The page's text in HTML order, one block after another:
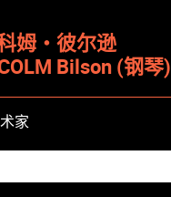
姆・彼尔逊
Bilson (钢琴)
家